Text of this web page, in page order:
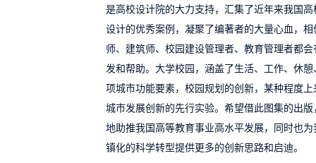
是高校设计院的大力支持，汇集了近年来我国
设计的优秀案例，凝聚了编著者的大量心血，相
师、建筑师、校园建设管理者、教育管理者都
发和帮助。大学校园，涵盖了生活、工作、休
项城市功能要素，校园规划的创新，某种程度
城市发展创新的先行实验。希望借此图集的出
地助推我国高等教育事业高水平发展，同时也
镇化的科学转型提供更多的创新思路和启迪。